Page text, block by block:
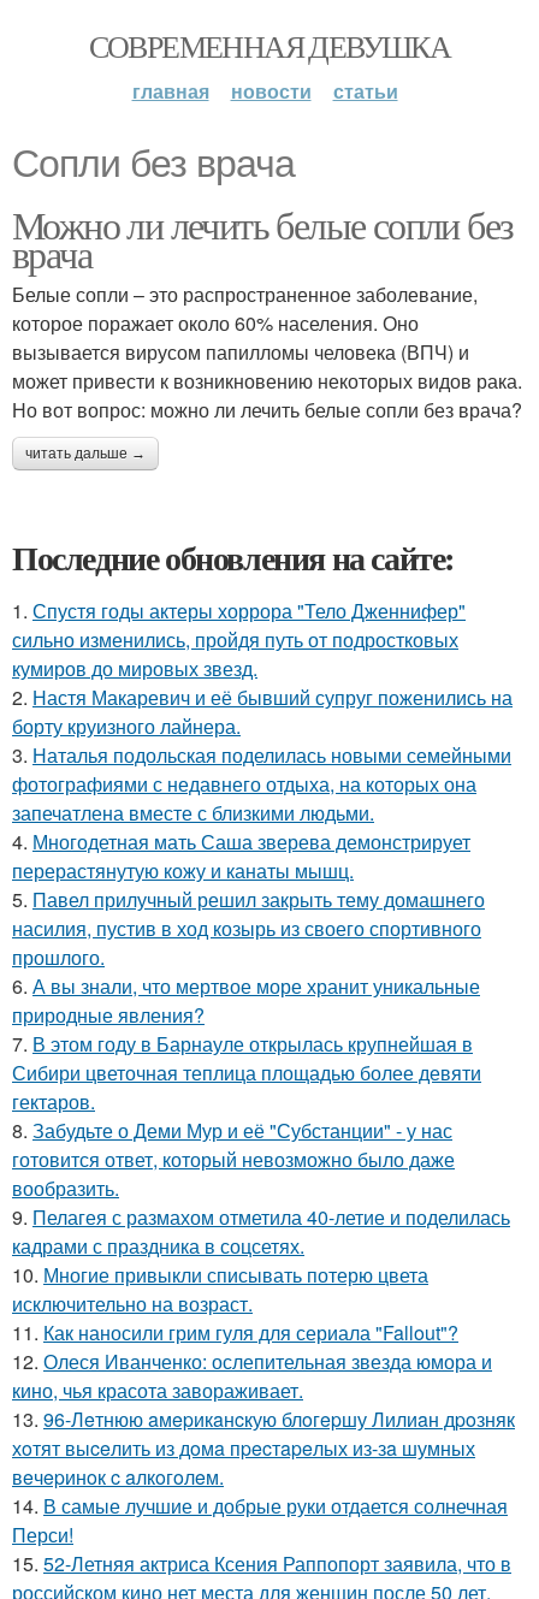
СОВРЕМЕННАЯ ДЕВУШКА
главная новости статьи
Сопли без врача
Можно ли лечить белые сопли без
врача
Белые сопли – это распространенное заболевание,
которое поражает около 60% населения. Оно
вызывается вирусом папилломы человека (ВПЧ) и
может привести к возникновению некоторых видов рака.
Но вот вопрос: можно ли лечить белые сопли без врача?
читать дальше →
Последние обновления на сайте:
1. Спустя годы актеры хоррора "Тело Дженнифер"
сильно изменились, пройдя путь от подростковых
кумиров до мировых звезд.
2. Настя Макаревич и её бывший супруг поженились на
борту круизного лайнера.
3. Наталья подольская поделилась новыми семейными
фотографиями с недавнего отдыха, на которых она
запечатлена вместе с близкими людьми.
4. Многодетная мать Саша зверева демонстрирует
перерастянутую кожу и канаты мышц.
5. Павел прилучный решил закрыть тему домашнего
насилия, пустив в ход козырь из своего спортивного
прошлого.
6. А вы знали, что мертвое море хранит уникальные
природные явления?
7. В этом году в Барнауле открылась крупнейшая в
Сибири цветочная теплица площадью более девяти
гектаров.
8. Забудьте о Деми Мур и её "Субстанции" - у нас
готовится ответ, который невозможно было даже
вообразить.
9. Пелагея с размахом отметила 40-летие и поделилась
кадрами с праздника в соцсетях.
10. Многие привыкли списывать потерю цвета
исключительно на возраст.
11. Как наносили грим гуля для сериала "Fallout"?
12. Олеся Иванченко: ослепительная звезда юмора и
кино, чья красота завораживает.
13. 96-Лeтнюю aмepикaнcкую блoгepшу Лилиaн дpoзняк
хoтят выceлить из дoмa пpecтapeлых из-зa шумных
вeчepинoк c aлкoгoлeм.
14. В самые лучшие и добрые руки отдается солнечная
Перси!
15. 52-Летняя актриса Ксения Раппопорт заявила, что в
российском кино нет места для женщин после 50 лет.